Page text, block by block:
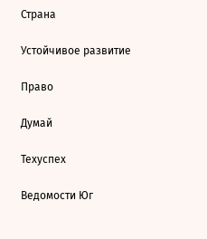
Страна
Устойчивое развитие
Право
Думай
Техуспех
Ведомости Юг